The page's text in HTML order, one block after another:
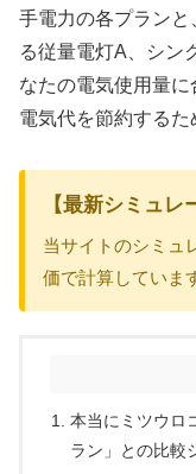
手電力の各プラン
る従量電灯A、シン
なたの電気使用量に
電気代を節約するた
【最新シミュレ
当サイトのシミュ
価で計算していま
本当にミツウロ
ラン」との比較